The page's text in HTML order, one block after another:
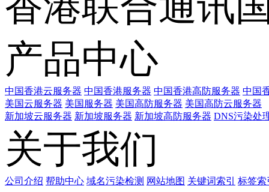
产品中心
中国香港云服务器 中国香港服务器 中国香港高防服务器 中国
美国云服务器 美国服务器 美国高防服务器 美国高防云服务器
新加坡云服务器 新加坡服务器 新加坡高防服务器 DNS污染处
关于我们
公司介绍 帮助中心 域名污染检测 网站地图 关键词索引 标签索